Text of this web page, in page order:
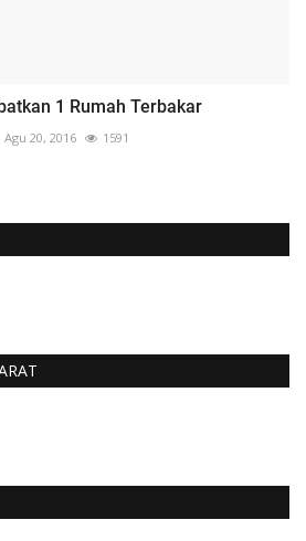
1 Rumah Terbakar
Agu 20, 2016 1591